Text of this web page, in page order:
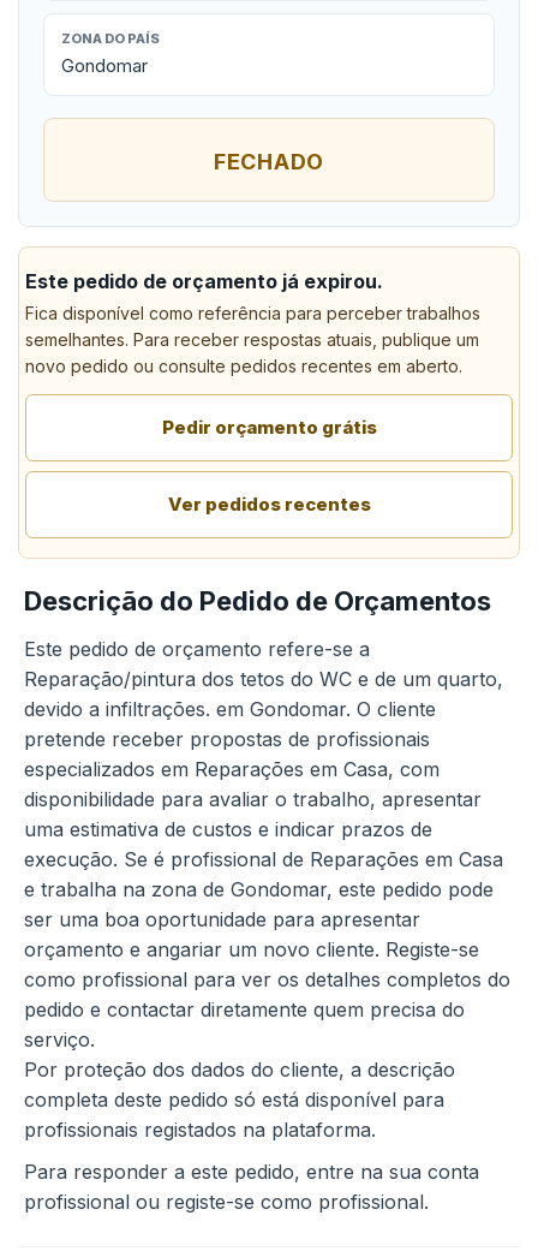
ZONA DO PAÍS
Gondomar
FECHADO
Este pedido de orçamento já expirou.
Fica disponível como referência para perceber trabalhos
semelhantes. Para receber respostas atuais, publique um
novo pedido ou consulte pedidos recentes em aberto.
Pedir orçamento grátis
Ver pedidos recentes
Descrição do Pedido de Orçamentos
Este pedido de orçamento refere-se a
Reparação/pintura dos tetos do WC e de um quarto,
devido a infiltrações. em Gondomar. O cliente
pretende receber propostas de profissionais
especializados em Reparações em Casa, com
disponibilidade para avaliar o trabalho, apresentar
uma estimativa de custos e indicar prazos de
execução. Se é profissional de Reparações em Casa
e trabalha na zona de Gondomar, este pedido pode
ser uma boa oportunidade para apresentar
orçamento e angariar um novo cliente. Registe-se
como profissional para ver os detalhes completos do
pedido e contactar diretamente quem precisa do
serviço.
Por proteção dos dados do cliente, a descrição
completa deste pedido só está disponível para
profissionais registados na plataforma.
Para responder a este pedido, entre na sua conta
profissional ou registe-se como profissional.